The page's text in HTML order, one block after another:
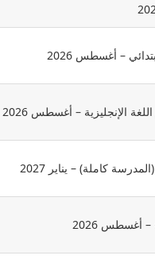
– أغسطس 2026
الإنجليزية – أغسطس 2026
كاملة) – يناير 2027
أغسطس 2026